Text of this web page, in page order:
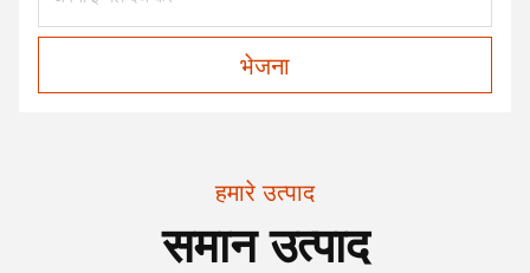
भेजना
हमारे उत्पाद
समान उत्पाद